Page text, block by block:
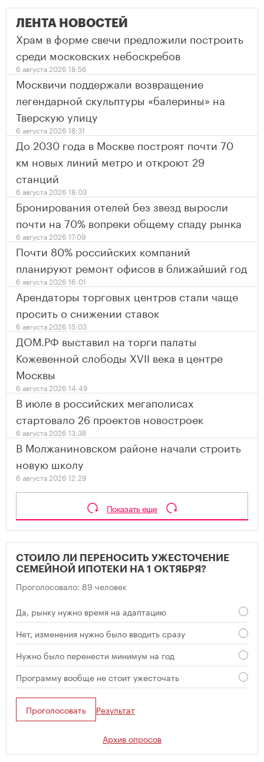
ЛЕНТА НОВОСТЕЙ
Храм в форме свечи предложили построить
среди московских небоскребов
6 августа 2026 18:56
Москвичи поддержали возвращение
легендарной скульптуры «балерины» на
Тверскую улицу
6 августа 2026 18:31
До 2030 года в Москве построят почти 70
км новых линий метро и откроют 29
станций
6 августа 2026 18:03
Бронирования отелей без звезд выросли
почти на 70% вопреки общему спаду рынка
6 августа 2026 17:09
Почти 80% российских компаний
планируют ремонт офисов в ближайший год
6 августа 2026 16:01
Арендаторы торговых центров стали чаще
просить о снижении ставок
6 августа 2026 15:03
ДОМ.РФ выставил на торги палаты
Кожевенной слободы XVII века в центре
Москвы
6 августа 2026 14:49
В июле в российских мегаполисах
стартовало 26 проектов новостроек
6 августа 2026 13:38
В Молжаниновском районе начали строить
новую школу
6 августа 2026 12:29
Показать еще
СТОИЛО ЛИ ПЕРЕНОСИТЬ УЖЕСТОЧЕНИЕ
СЕМЕЙНОЙ ИПОТЕКИ НА 1 ОКТЯБРЯ?
Проголосовало: 89 человек
Да, рынку нужно время на адаптацию
Нет, изменения нужно было вводить сразу
Нужно было перенести минимум на год
Программу вообще не стоит ужесточать
Проголосовать Результат
Архив опросов